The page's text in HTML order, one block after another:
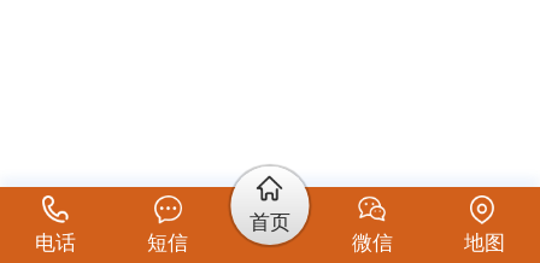
电话 短信
首页
微信
地图